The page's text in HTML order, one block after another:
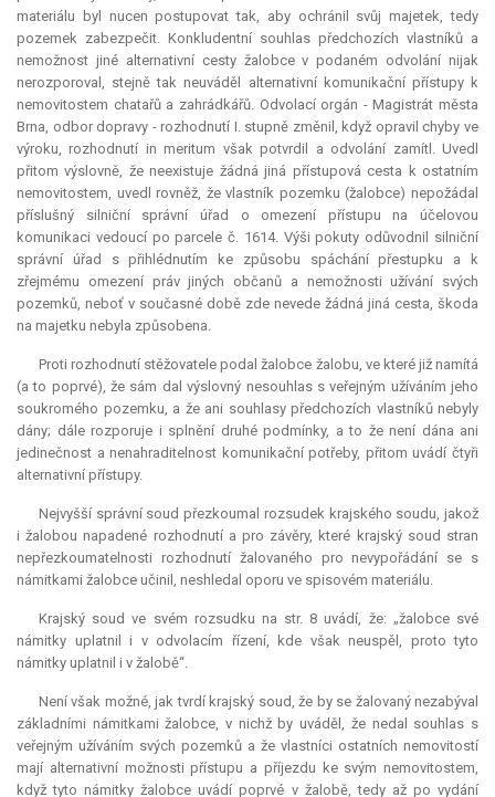
materiálu byl nucen postupovat tak, aby ochránil svůj majetek, tedy
pozemek zabezpečit. Konkludentní souhlas předchozích vlastníků a
nemožnost jiné alternativní cesty žalobce v podaném odvolání nijak
nerozporoval, stejně tak neuváděl alternativní komunikační přístupy k
nemovitostem chatařů a zahrádkářů. Odvolací orgán - Magistrát města
Brna, odbor dopravy - rozhodnutí I. stupně změnil, když opravil chyby ve
výroku, rozhodnutí in meritum však potvrdil a odvolání zamítl. Uvedl
přitom výslovně, že neexistuje žádná jiná přístupová cesta k ostatním
nemovitostem, uvedl rovněž, že vlastník pozemku (žalobce) nepožádal
příslušný silniční správní úřad o omezení přístupu na účelovou
komunikaci vedoucí po parcele č. 1614. Výši pokuty odůvodnil silniční
správní úřad s přihlédnutím ke způsobu spáchání přestupku a k
zřejmému omezení práv jiných občanů a nemožnosti užívání svých
pozemků, neboť v současné době zde nevede žádná jiná cesta, škoda
na majetku nebyla způsobena.
Proti rozhodnutí stěžovatele podal žalobce žalobu, ve které již namítá
(a to poprvé), že sám dal výslovný nesouhlas s veřejným užíváním jeho
soukromého pozemku, a že ani souhlasy předchozích vlastníků nebyly
dány; dále rozporuje i splnění druhé podmínky, a to že není dána ani
jedinečnost a nenahraditelnost komunikační potřeby, přitom uvádí čtyři
alternativní přístupy.
Nejvyšší správní soud přezkoumal rozsudek krajského soudu, jakož
i žalobou napadené rozhodnutí a pro závěry, které krajský soud stran
nepřezkoumatelnosti rozhodnutí žalovaného pro nevypořádání se s
námitkami žalobce učinil, neshledal oporu ve spisovém materiálu.
Krajský soud ve svém rozsudku na str. 8 uvádí, že: „žalobce své
námitky uplatnil i v odvolacím řízení, kde však neuspěl, proto tyto
námitky uplatnil i v žalobě“.
Není však možné, jak tvrdí krajský soud, že by se žalovaný nezabýval
základními námitkami žalobce, v nichž by uváděl, že nedal souhlas s
veřejným užíváním svých pozemků a že vlastníci ostatních nemovitostí
mají alternativní možnosti přístupu a příjezdu ke svým nemovitostem,
když tyto námitky žalobce uvádí poprvé v žalobě, tedy až po vydání